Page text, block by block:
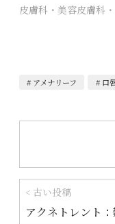
皮膚科・美容皮膚科
アメナリーフ 口
ナ
ビ
< 古い投稿
アクネトレント